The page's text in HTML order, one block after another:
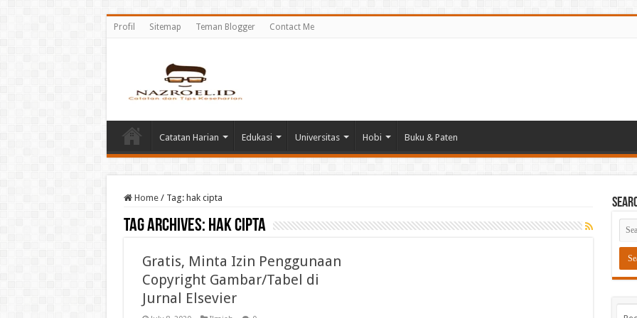
Profil Sitemap Teman Blogger Contact Me
Catatan Harian Edukasi Universitas Hobi Buku & Paten
Home / Tag: hak cipta
Tag Archives: hak cipta
Gratis, Minta Izin Penggunaan
Copyright Gambar/Tabel di
Jurnal Elsevier